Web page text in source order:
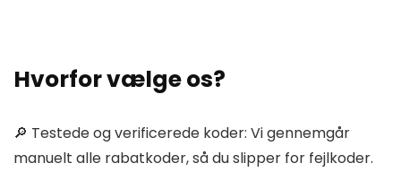
Hvorfor vælge os?
🔎 Testede og verificerede koder: Vi gennemgår
manuelt alle rabatkoder, så du slipper for fejlkoder.